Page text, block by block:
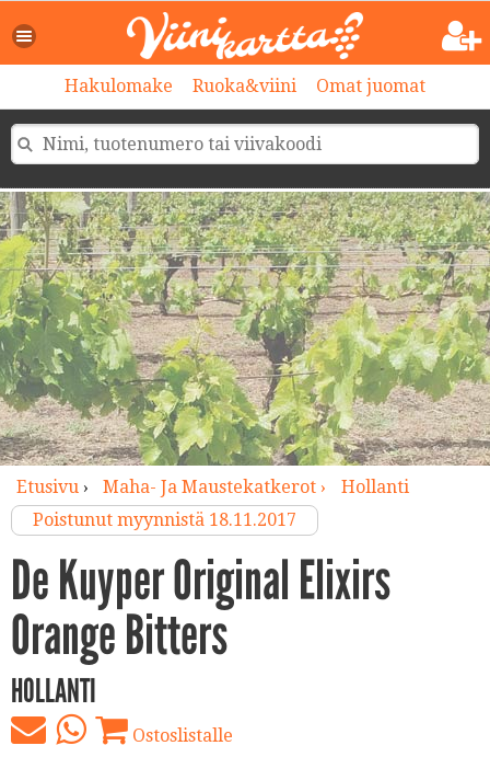
Hakulomake Ruoka&viini Omat juomat
Etusivu› Maha- Ja Maustekatkerot ›
Hollanti
Poistunut myynnistä 18.11.2017
De Kuyper Original Elixirs
Orange Bitters
HOLLANTI
Ostoslistalle